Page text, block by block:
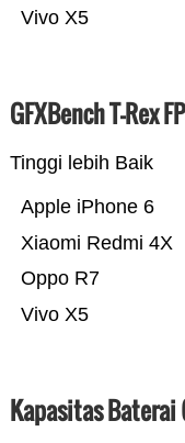
Vivo X5
GFXBench T-Rex
Tinggi lebih Baik
Vivo X5
Oppo R7
Xiaomi Redmi 4X
Apple iPhone 6
Kapasitas Baterai